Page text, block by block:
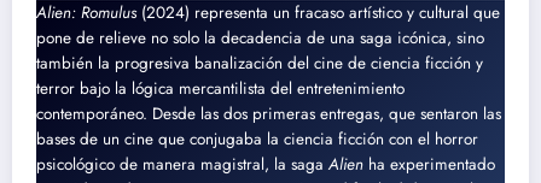
Alien: Romulus(2024) representa un fracaso artístico y cultural que
pone de relieve no solo la decadencia de una saga icónica, sino
también la progresiva banalización del cine de ciencia ficción y
terror bajo la lógica mercantilista del entretenimiento
contemporáneo. Desde las dos primeras entregas, que sentaron las
bases de un cine que conjugaba la ciencia ficción con el horror
psicológico de manera magistral, la saga Alien ha experimentado